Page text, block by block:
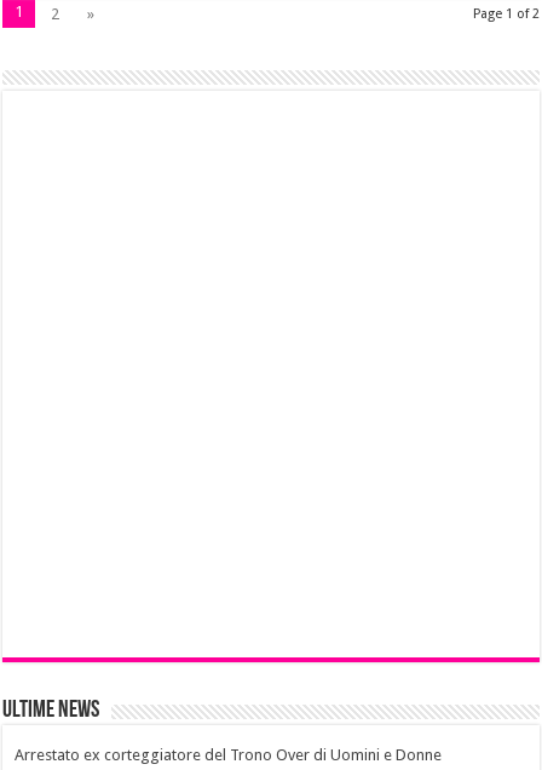
Page 1 of 2
1 2 »
Ultime News
Arrestato ex corteggiatore del Trono Over di Uomini e Donne